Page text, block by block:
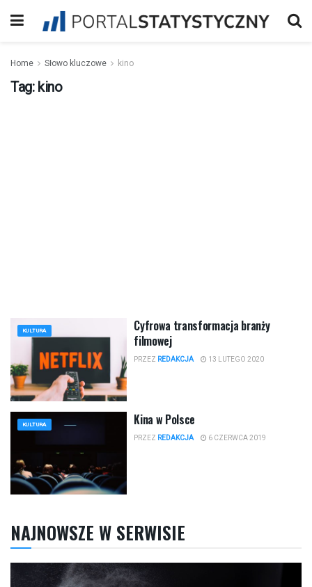
Home Słowo kluczowe kino
Tag: kino
KULTURA
Cyfrowa transformacja branży
filmowej
PRZEZ REDAKCJA 13 LUTEGO 2020
KULTURA Kina w Polsce
PRZEZ REDAKCJA 6 CZERWCA 2019
NAJNOWSZE W SERWISIE